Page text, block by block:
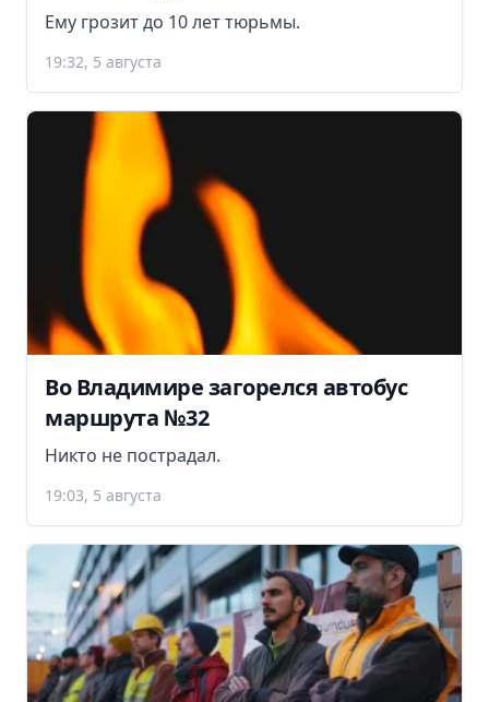
Ему грозит до 10 лет тюрьмы.
19:32, 5 августа
Во Владимире загорелся автобус
маршрута №32
Никто не пострадал.
19:03, 5 августа